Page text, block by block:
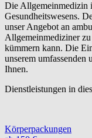
Die Allgemeinmedizin
Gesundheitswesens.
unser Angebot an
Allgemeinmediziner
kümmern kann. Die
unserem
Ihnen.
Dienstleistungen in
Körperpackungen